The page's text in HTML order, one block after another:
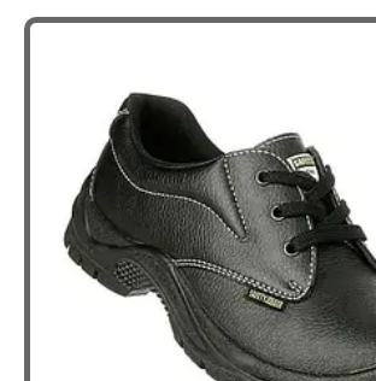
meerdere
kan
gekozen
worden
op
de
productpagina